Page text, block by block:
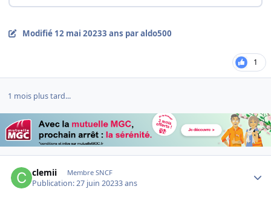
Modifié 12 mai 20233 ans par aldo500
1
1 mois plus tard...
clemii Membre SNCF
Publication:27 juin 20233 ans